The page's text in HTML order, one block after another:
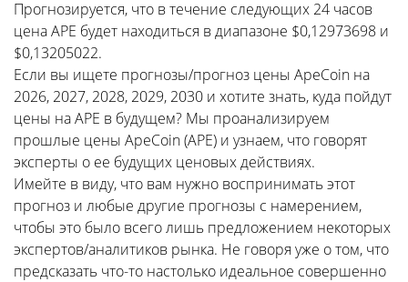
Прогнозируется, что в течение следующих 24 часов
цена APE будет находиться в диапазоне $0,12973698 и
$0,13205022.
Если вы ищете прогнозы/прогноз цены ApeCoin на
2026, 2027, 2028, 2029, 2030 и хотите знать, куда пойдут
цены на APE в будущем? Мы проанализируем
прошлые цены ApeCoin (APE) и узнаем, что говорят
эксперты о ее будущих ценовых действиях.
Имейте в виду, что вам нужно воспринимать этот
прогноз и любые другие прогнозы с намерением,
чтобы это было всего лишь предложением некоторых
экспертов/аналитиков рынка. Не говоря уже о том, что
предсказать что-то настолько идеальное совершенно